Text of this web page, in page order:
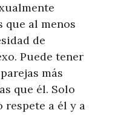
que al menos
de
Puede tener
más
que él. Solo
respete a él y a